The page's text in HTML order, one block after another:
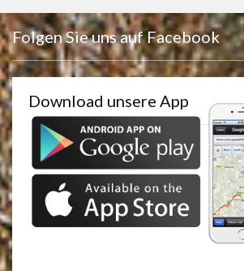
Folgen Sie uns auf Facebook
Download unsere App